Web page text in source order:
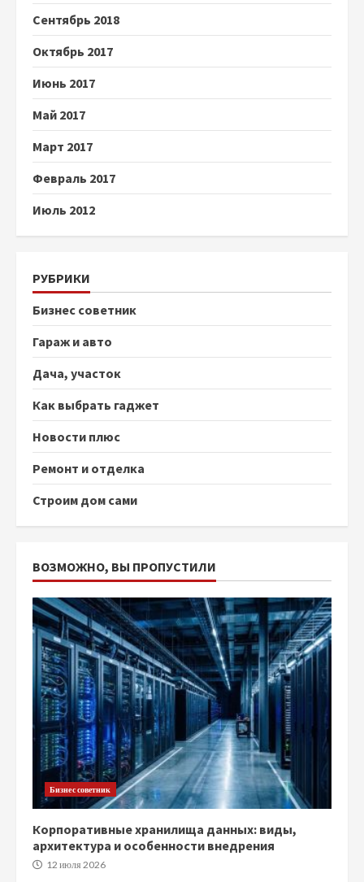
Сентябрь 2018
Октябрь 2017
Июнь 2017
Май 2017
Март 2017
Февраль 2017
Июль 2012
РУБРИКИ
Бизнес советник
Гараж и авто
Дача, участок
Как выбрать гаджет
Новости плюс
Ремонт и отделка
Строим дом сами
ВОЗМОЖНО, ВЫ ПРОПУСТИЛИ
Бизнес советник
Корпоративные хранилища данных: виды,
архитектура и особенности внедрения
12 июля 2026